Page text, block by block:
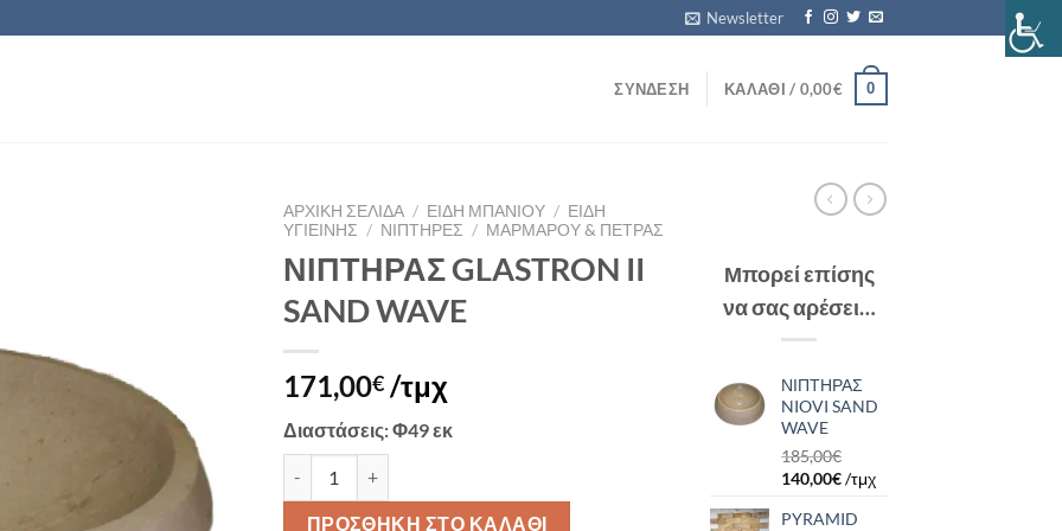
Newsletter
ΣΎΝΔΕΣΗ ΚΑΛΆΘΙ / 0,00€ 0
ΑΡΧΙΚΉ ΣΕΛΊΔΑ / ΕΙΔΗ ΜΠΑΝΙΟΥ / ΕΙΔΗ
ΥΓΙΕΙΝΗΣ / ΝΙΠΤΗΡΕΣ / ΜΑΡΜΑΡΟΥ & ΠΕΤΡΑΣ
ΝΙΠΤΗΡΑΣ GLASTRON II
SAND WAVE
171,00€ /τμχ
Διαστάσεις: Φ49 εκ
ΠΡΟΣΘΉΚΗ ΣΤΟ ΚΑΛΆΘΙ
Μπορεί επίσης
να σας αρέσει…
ΝΙΠΤΗΡΑΣ
NIOVI SAND
WAVE
185,00€
140,00€/τμχ
PYRAMID